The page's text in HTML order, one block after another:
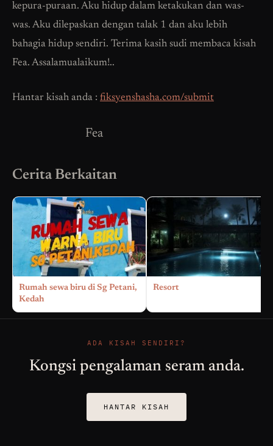
kepura-puraan. Aku hidup dalam ketakukan dan was-
was. Aku dilepaskan dengan talak 1 dan aku lebih
bahagia hidup sendiri. Terima kasih sudi membaca kisah
Fea. Assalamualaikum!..
Hantar kisah anda : fiksyenshasha.com/submit
Fea
Cerita Berkaitan
Rumah sewa biru di Sg Petani,
Kedah
Resort
ADA KISAH SENDIRI?
Kongsi pengalaman seram anda.
HANTAR KISAH